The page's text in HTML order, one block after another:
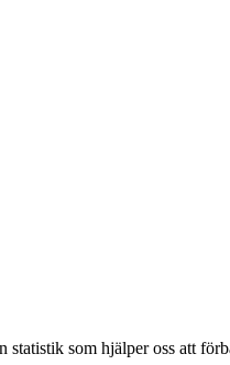
som hjälper oss att